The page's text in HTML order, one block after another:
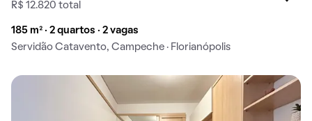
R$ 12.820 total
185 m² · 2 quartos · 2 vagas
Servidão Catavento, Campeche · Florianópolis